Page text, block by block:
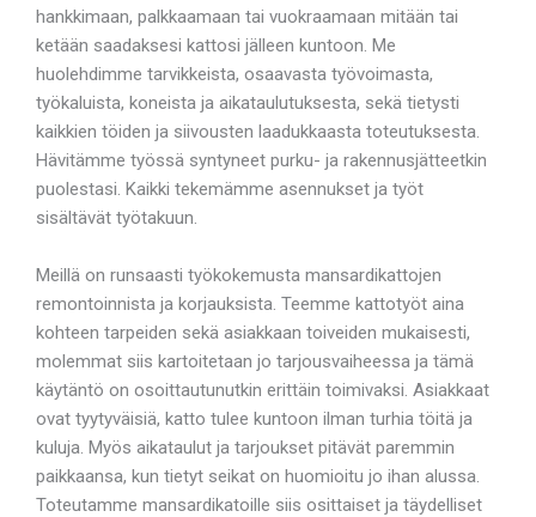
hankkimaan, palkkaamaan tai vuokraamaan mitään tai
ketään saadaksesi kattosi jälleen kuntoon. Me
huolehdimme tarvikkeista, osaavasta työvoimasta,
työkaluista, koneista ja aikataulutuksesta, sekä tietysti
kaikkien töiden ja siivousten laadukkaasta toteutuksesta.
Hävitämme työssä syntyneet purku- ja rakennusjätteetkin
puolestasi. Kaikki tekemämme asennukset ja työt
sisältävät työtakuun.
Meillä on runsaasti työkokemusta mansardikattojen
remontoinnista ja korjauksista. Teemme kattotyöt aina
kohteen tarpeiden sekä asiakkaan toiveiden mukaisesti,
molemmat siis kartoitetaan jo tarjousvaiheessa ja tämä
käytäntö on osoittautunutkin erittäin toimivaksi. Asiakkaat
ovat tyytyväisiä, katto tulee kuntoon ilman turhia töitä ja
kuluja. Myös aikataulut ja tarjoukset pitävät paremmin
paikkaansa, kun tietyt seikat on huomioitu jo ihan alussa.
Toteutamme mansardikatoille siis osittaiset ja täydelliset